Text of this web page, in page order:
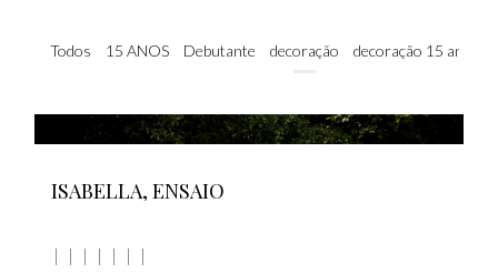
Todos 15 ANOS Debutante decoração decoração 15 anos
ISABELLA, ENSAIO